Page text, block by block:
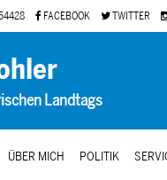
FACEBOOK TWITTER
Landtags
ÜBER MICH POLITIK